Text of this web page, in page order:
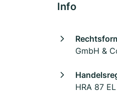
Info
GmbH &
HRA 87 EL